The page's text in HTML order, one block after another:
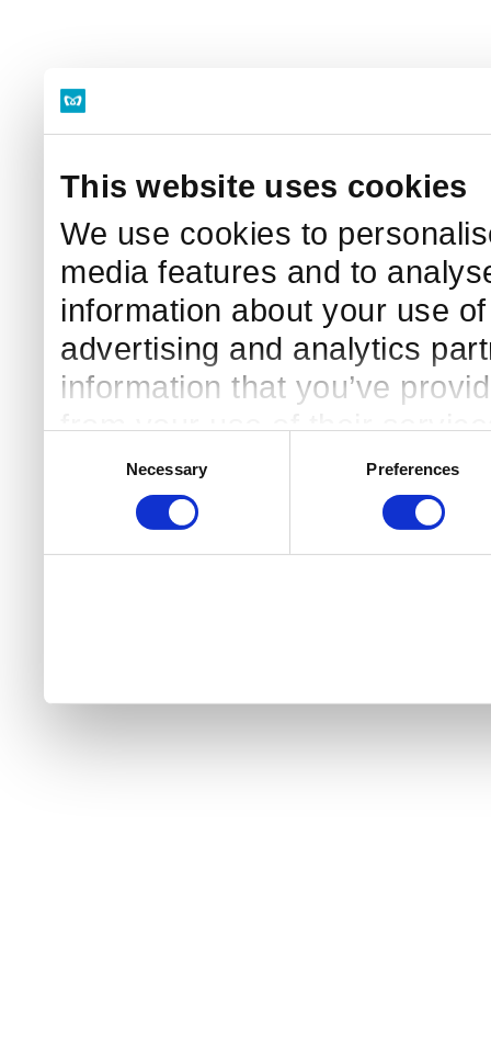
This website uses cookies
We use cookies to
media features and to
information about your use
advertising and analytics
information that you’ve
from your use of their
Necessary Preferences